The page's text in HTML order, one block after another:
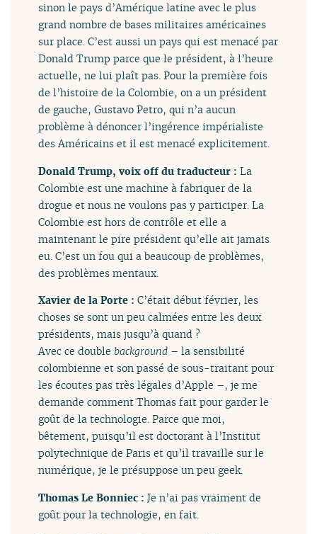
sinon le pays d’Amérique latine avec le plus
grand nombre de bases militaires américaines
sur place. C’est aussi un pays qui est menacé par
Donald Trump parce que le président, à l’heure
actuelle, ne lui plaît pas. Pour la première fois
de l’histoire de la Colombie, on a un président
de gauche, Gustavo Petro, qui n’a aucun
problème à dénoncer l’ingérence impérialiste
des Américains et il est menacé explicitement.
Donald Trump, voix off du traducteur :La
Colombie est une machine à fabriquer de la
drogue et nous ne voulons pas y participer. La
Colombie est hors de contrôle et elle a
maintenant le pire président qu’elle ait jamais
eu. C’est un fou qui a beaucoup de problèmes,
des problèmes mentaux.
Xavier de la Porte :C’était début février, les
choses se sont un peu calmées entre les deux
présidents, mais jusqu’à quand ?
Avec ce double background – la sensibilité
colombienne et son passé de sous-traitant pour
les écoutes pas très légales d’Apple –, je me
demande comment Thomas fait pour garder le
goût de la technologie. Parce que moi,
bêtement, puisqu’il est doctorant à l’Institut
polytechnique de Paris et qu’il travaille sur le
numérique, je le présuppose un peu geek.
Thomas Le Bonniec :Je n’ai pas vraiment de
goût pour la technologie, en fait.